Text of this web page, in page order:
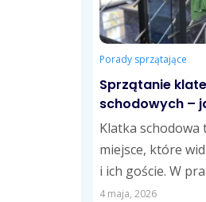
Porady sprzątające
Sprzątanie
schodowych –
najlepiej?
wspólnot i
Klatka schodowa
miejsce, które
i ich goście. W
wizytówka całego
4 maja, 2026